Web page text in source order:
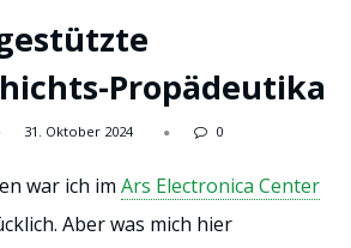
Propädeutika
31. Oktober 2024 0
war ich im Ars Electronica Center
Aber was mich hier